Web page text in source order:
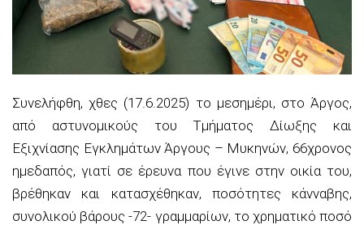
Συνελήφθη, χθες (17.6.2025) το μεσημέρι, στο Άργος,
από αστυνομικούς του Τμήματος Δίωξης και
Εξιχνίασης Εγκλημάτων Άργους – Μυκηνών, 66χρονος
ημεδαπός, γιατί σε έρευνα που έγινε στην οικία του,
βρέθηκαν και κατασχέθηκαν, ποσότητες κάνναβης,
συνολικού βάρους -72- γραμμαρίων, το χρηματικό ποσό